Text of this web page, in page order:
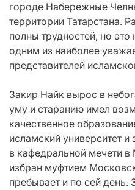
городе Набережные
территории Татарстана.
полны трудностей, но
одним из наиболее
представителей
Закир Найк вырос в
уму и старанию имел
качественное
исламский университет
в кафедральной мечети
избран муфтием
пребывает и по сей